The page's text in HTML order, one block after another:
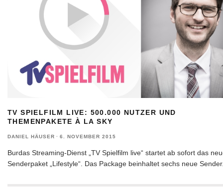
TV SPIELFILM LIVE: 500.000 NUTZER UND
THEMENPAKETE À LA SKY
DANIEL HÄUSER · 6. NOVEMBER 2015
Burdas Streaming-Dienst „TV Spielfilm live“ startet ab sofort das
Senderpaket „Lifestyle“. Das Package beinhaltet sechs neue Sender